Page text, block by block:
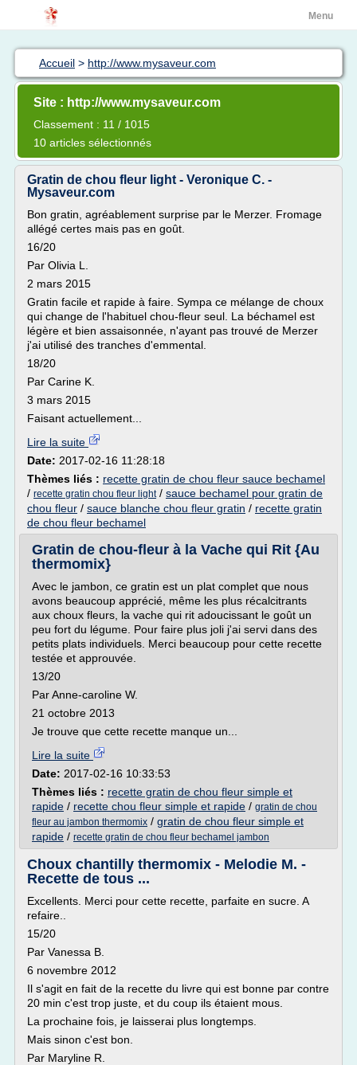
Menu
Accueil > http://www.mysaveur.com
Site : http://www.mysaveur.com
Classement : 11 / 1015
10 articles sélectionnés
Gratin de chou fleur light - Veronique C. -
Mysaveur.com
Bon gratin, agréablement surprise par le Merzer. Fromage
allégé certes mais pas en goût.
16/20
Par Olivia L.
2 mars 2015
Gratin facile et rapide à faire. Sympa ce mélange de choux
qui change de l'habituel chou-fleur seul. La béchamel est
légère et bien assaisonnée, n'ayant pas trouvé de Merzer
j'ai utilisé des tranches d'emmental.
18/20
Par Carine K.
3 mars 2015
Faisant actuellement...
Lire la suite
Date: 2017-02-16 11:28:18
Thèmes liés : recette gratin de chou fleur sauce bechamel
/ recette gratin chou fleur light/ sauce bechamel pour gratin de
chou fleur / sauce blanche chou fleur gratin / recette gratin
de chou fleur bechamel
Gratin de chou-fleur à la Vache qui Rit {Au
thermomix}
Avec le jambon, ce gratin est un plat complet que nous
avons beaucoup apprécié, même les plus récalcitrants
aux choux fleurs, la vache qui rit adoucissant le goût un
peu fort du légume. Pour faire plus joli j'ai servi dans des
petits plats individuels. Merci beaucoup pour cette recette
testée et approuvée.
13/20
Par Anne-caroline W.
21 octobre 2013
Je trouve que cette recette manque un...
Lire la suite
Date: 2017-02-16 10:33:53
Thèmes liés : recette gratin de chou fleur simple et
rapide / recette chou fleur simple et rapide / gratin de chou
fleur au jambon thermomix / gratin de chou fleur simple et
rapide / recette gratin de chou fleur bechamel jambon
Choux chantilly thermomix - Melodie M. -
Recette de tous ...
Excellents. Merci pour cette recette, parfaite en sucre. A
refaire..
15/20
Par Vanessa B.
6 novembre 2012
Il s'agit en fait de la recette du livre qui est bonne par contre
20 min c'est trop juste, et du coup ils étaient mous.
La prochaine fois, je laisserai plus longtemps.
Mais sinon c'est bon.
Par Maryline R.